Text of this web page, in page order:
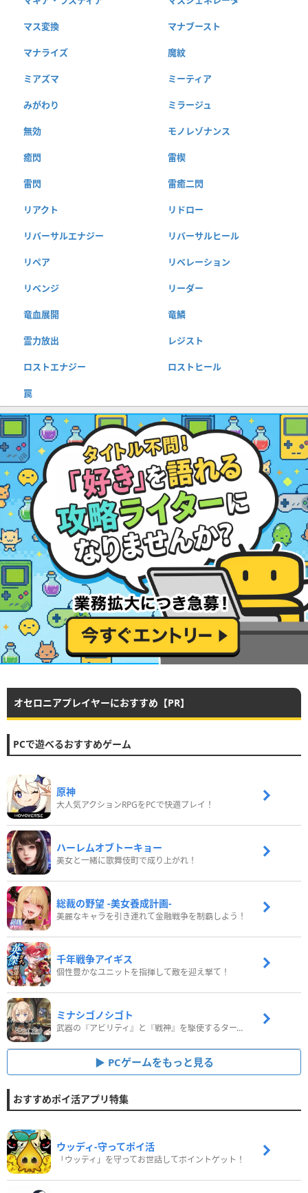
マス変換 マナブースト
マナライズ 魔紋
ミアズマ ミーティア
みがわり ミラージュ
無効 モノレゾナンス
癒閃 雷楔
雷閃 雷癒二閃
リアクト リドロー
リバーサルエナジー リバーサルヒール
リペア リベレーション
リベンジ リーダー
竜血展開 竜鱗
霊力放出 レジスト
ロストエナジー ロストヒール
罠
オセロニアプレイヤーにおすすめ【PR】
PCで遊べるおすすめゲーム
原神
大人気アクションRPGをPCで快適プレイ！
ハーレムオブトーキョー
美女と一緒に歌舞伎町で成り上がれ！
総裁の野望 -美女養成計画-
美麗なキャラを引き連れて金融戦争を制覇しよう！
千年戦争アイギス
個性豊かなユニットを指揮して敵を迎え撃て！
ミナシゴノシゴト
武器の『アビリティ』と『戦神』を駆使するターン制コマンドバトルRPG！
PCゲームをもっと見る
おすすめポイ活アプリ特集
ウッディ‐守ってポイ活
「ウッディ」を守ってお世話してポイントゲット！